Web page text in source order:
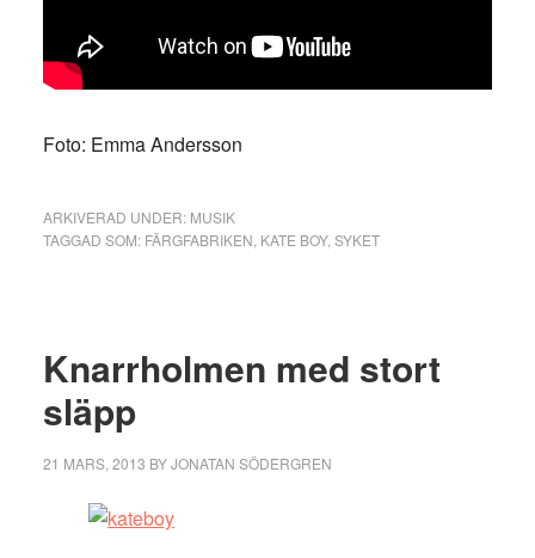
Foto: Emma Andersson
ARKIVERAD UNDER: MUSIK
TAGGAD SOM: FÄRGFABRIKEN KATE BOY, SYKET
Knarrholmen med stort
släpp
21 MARS, 2013 BYJONATAN SÖDERGREN